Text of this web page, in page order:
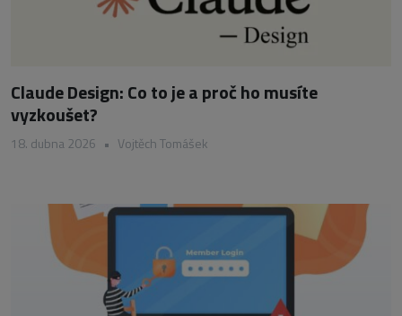
Claude Design: Co to je a proč ho musíte
vyzkoušet?
18. dubna 2026 • Vojtěch Tomášek